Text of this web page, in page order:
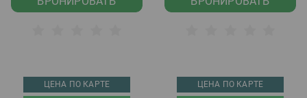
ЦЕНА ПО КАРТЕ
ЦЕНА ПО КАРТЕ